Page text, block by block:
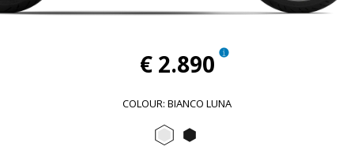
€ 2.890
COLOUR: BIANCO LUNA
Bianco Luna